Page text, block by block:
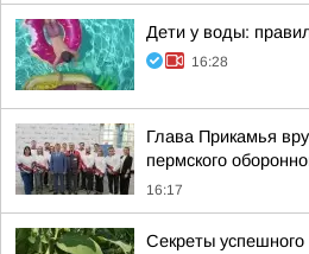
Дети у воды:
16:28
Глава Прикамья
пермского
16:17
Секреты